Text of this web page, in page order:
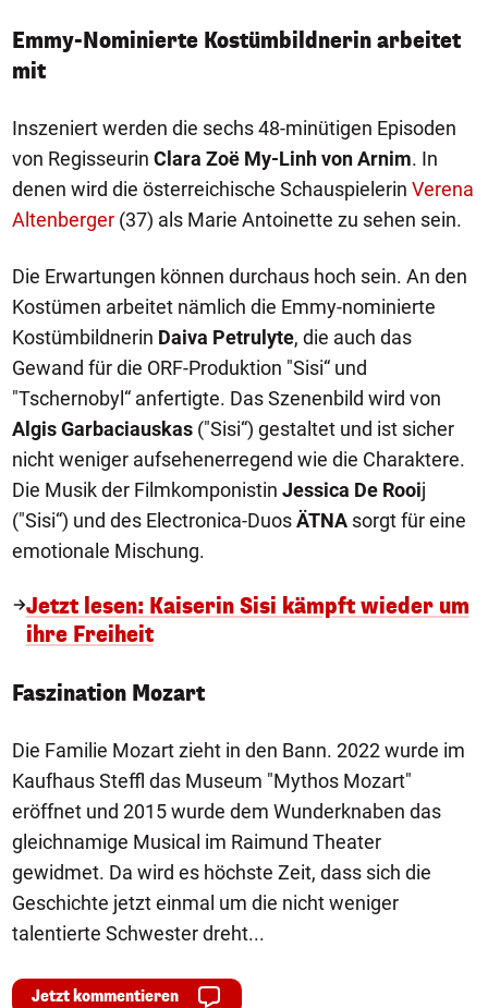
Emmy-Nominierte Kostümbildnerin arbeitet
mit
Inszeniert werden die sechs 48-minütigen Episoden
von Regisseurin Clara Zoë My-Linh von Arnim. In
denen wird die österreichische Schauspielerin Verena
Altenberger (37) als Marie Antoinette zu sehen sein.
Die Erwartungen können durchaus hoch sein. An den
Kostümen arbeitet nämlich die Emmy-nominierte
Kostümbildnerin Daiva Petrulyte, die auch das
Gewand für die ORF-Produktion "Sisi“ und
"Tschernobyl“ anfertigte. Das Szenenbild wird von
Algis Garbaciauskas ("Sisi“) gestaltet und ist sicher
nicht weniger aufsehenerregend wie die Charaktere.
Die Musik der Filmkomponistin Jessica De Rooij
("Sisi“) und des Electronica-DuosÄTNA sorgt für eine
emotionale Mischung.
Jetzt lesen: Kaiserin Sisi kämpft wieder um
ihre Freiheit
Faszination Mozart
Die Familie Mozart zieht in den Bann. 2022 wurde im
Kaufhaus Steffl das Museum "Mythos Mozart"
eröffnet und 2015 wurde dem Wunderknaben das
gleichnamige Musical im Raimund Theater
gewidmet. Da wird es höchste Zeit, dass sich die
Geschichte jetzt einmal um die nicht weniger
talentierte Schwester dreht...
Jetzt kommentieren